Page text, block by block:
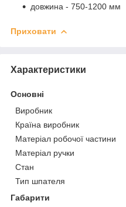
довжина - 750-1200 мм
Приховати
Характеристики
Основні
Виробник
Країна виробник
Матеріал робочої частини
Матеріал ручки
Стан
Тип шпателя
Габарити